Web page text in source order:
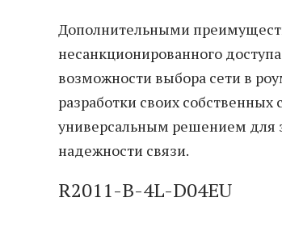
Дополнительными
несанкционированного
возможности выбора сети в
разработки своих собственных
универсальным решением для
надежности связи.
R2011-B-4L-D04EU